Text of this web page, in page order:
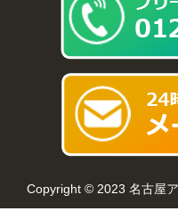
Copyright © 2023 名古屋